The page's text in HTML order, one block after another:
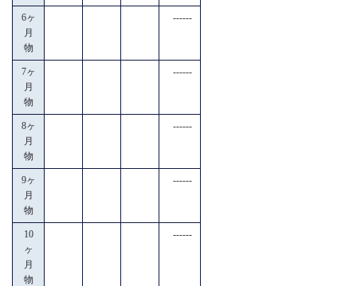
6ヶ
月
物
------
7ヶ
月
物
------
8ヶ
月
物
------
9ヶ
月
物
------
10
ヶ
月
物
------